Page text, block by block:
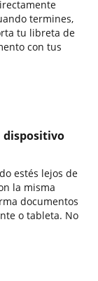
termines,
tu libreta de
con tus
dispositivo
estés lejos de
la misma
documentos
o tableta. No